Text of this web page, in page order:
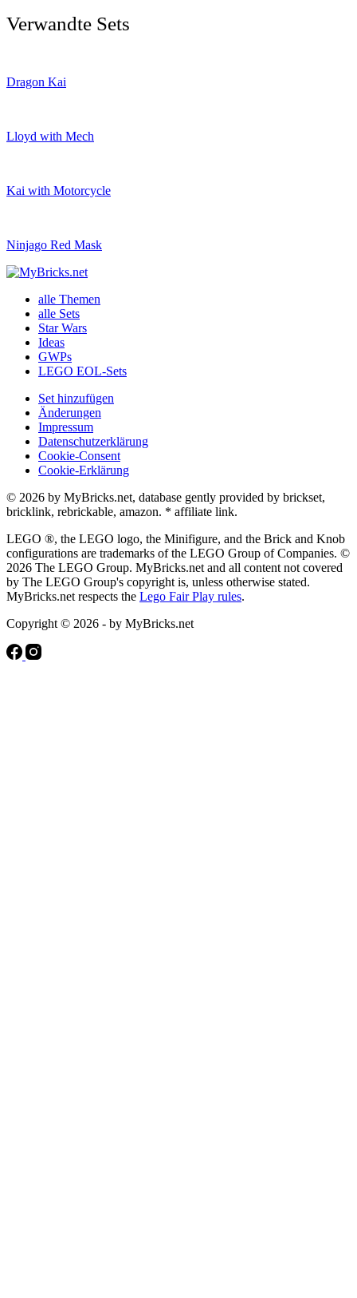
Verwandte Sets
Dragon Kai
Lloyd with Mech
Kai with Motorcycle
Ninjago Red Mask
alle Themen
alle Sets
Star Wars
Ideas
GWPs
LEGO EOL-Sets
Set hinzufügen
Änderungen
Impressum
Datenschutzerklärung
Cookie-Consent
Cookie-Erklärung
© 2026 by MyBricks.net, database gently provided by brickset,
bricklink, rebrickable, amazon. * affiliate link.
LEGO ®, the LEGO logo, the Minifigure, and the Brick and Knob
configurations are trademarks of the LEGO Group of Companies. ©
2026 The LEGO Group. MyBricks.net and all content not covered
by The LEGO Group's copyright is, unless otherwise stated.
MyBricks.net respects the Lego Fair Play rules.
Copyright © 2026 - by MyBricks.net